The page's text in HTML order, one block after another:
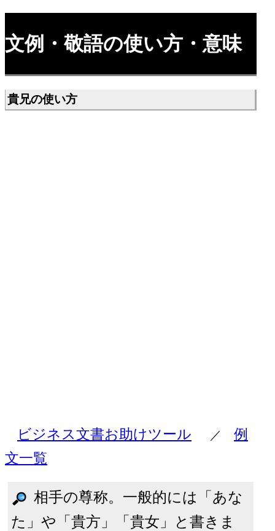
文例・敬語の使い方・意味
貴兄の使い方
ビジネス文書お助けツール ／
例
文一覧
相手の尊称。一般的には「あな
た」や「貴方」「貴女」と書きま